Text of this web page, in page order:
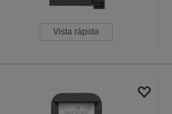
Vista rápida